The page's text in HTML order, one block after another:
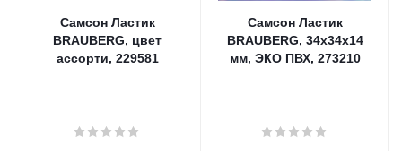
Самсон Ластик
BRAUBERG, цвет
ассорти, 229581
Самсон Ластик
BRAUBERG, 34х34х14
мм, ЭКО ПВХ, 273210